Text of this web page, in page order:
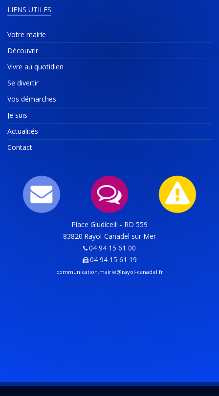
LIENS UTILES
Votre mairie
Découvrir
Vivre au quotidien
Se divertir
Vos démarches
Je suis
Actualités
Contact
Place Giudicelli - RD 559
83820 Rayol-Canadel sur Mer
04 94 15 61 00
04 94 15 61 19
communication.mairie@rayol-canadel.fr